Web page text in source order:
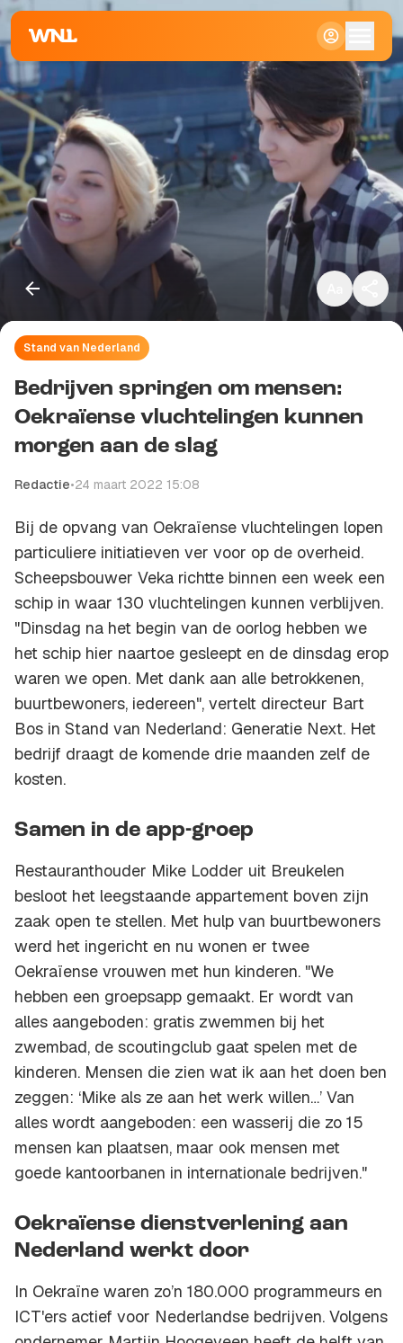
Klein
Standaard
Groot
Stand van Nederland
Bedrijven springen om mensen:
Oekraïense vluchtelingen kunnen
morgen aan de slag
Redactie•24 maart 2022 15:08
Bij de opvang van Oekraïense vluchtelingen lopen
particuliere initiatieven ver voor op de overheid.
Scheepsbouwer Veka richtte binnen een week een
schip in waar 130 vluchtelingen kunnen verblijven.
"Dinsdag na het begin van de oorlog hebben we
het schip hier naartoe gesleept en de dinsdag erop
waren we open. Met dank aan alle betrokkenen,
buurtbewoners, iedereen", vertelt directeur Bart
Bos in Stand van Nederland: Generatie Next. Het
bedrijf draagt de komende drie maanden zelf de
kosten.
Samen in de app-groep
Restauranthouder Mike Lodder uit Breukelen
besloot het leegstaande appartement boven zijn
zaak open te stellen. Met hulp van buurtbewoners
werd het ingericht en nu wonen er twee
Oekraïense vrouwen met hun kinderen. "We
hebben een groepsapp gemaakt. Er wordt van
alles aangeboden: gratis zwemmen bij het
zwembad, de scoutingclub gaat spelen met de
kinderen. Mensen die zien wat ik aan het doen ben
zeggen: ‘Mike als ze aan het werk willen…’ Van
alles wordt aangeboden: een wasserij die zo 15
mensen kan plaatsen, maar ook mensen met
goede kantoorbanen in internationale bedrijven."
Oekraïense dienstverlening aan
Nederland werkt door
In Oekraïne waren zo’n 180.000 programmeurs en
ICT'ers actief voor Nederlandse bedrijven. Volgens